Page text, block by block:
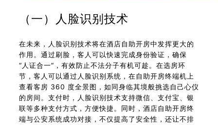
（一）人脸识别技术
在未来，人脸识别技术将在酒店自助开房中发挥更大的
作用。通过刷脸，客人可以快速完成身份验证，确保
“人证合一”，有效防止不法分子有机可趁。在选房环
节，客人可以通过人脸识别系统，在自助开房终端机上
查看客房 360 度全景图，如同身临其境般挑选自己心仪
的房间。支付时，人脸识别技术支持微信、支付宝、银
联等多种支付方式，方便快捷。同时，酒店自助开房终
端与公安系统成功对接，不仅提高了安全性，还让不排